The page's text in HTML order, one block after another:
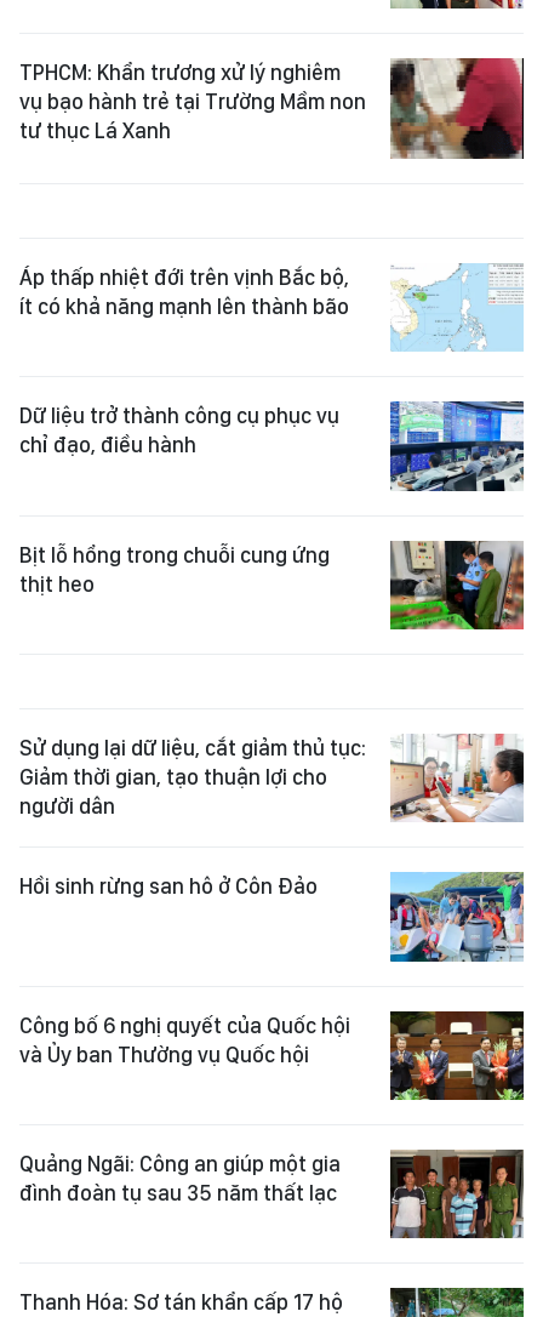
TPHCM: Khẩn trương xử lý nghiêm
vụ bạo hành trẻ tại Trường Mầm non
tư thục Lá Xanh
Áp thấp nhiệt đới trên vịnh Bắc bộ,
ít có khả năng mạnh lên thành bão
Dữ liệu trở thành công cụ phục vụ
chỉ đạo, điều hành
Bịt lỗ hổng trong chuỗi cung ứng
thịt heo
Sử dụng lại dữ liệu, cắt giảm thủ tục:
Giảm thời gian, tạo thuận lợi cho
người dân
Hồi sinh rừng san hô ở Côn Đảo
Công bố 6 nghị quyết của Quốc hội
và Ủy ban Thường vụ Quốc hội
Quảng Ngãi: Công an giúp một gia
đình đoàn tụ sau 35 năm thất lạc
Thanh Hóa: Sơ tán khẩn cấp 17 hộ